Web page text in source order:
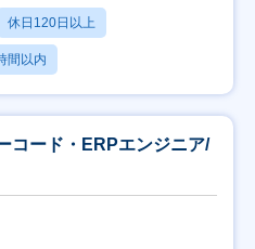
休日120日以上
間以内
コード・ERPエンジニア/